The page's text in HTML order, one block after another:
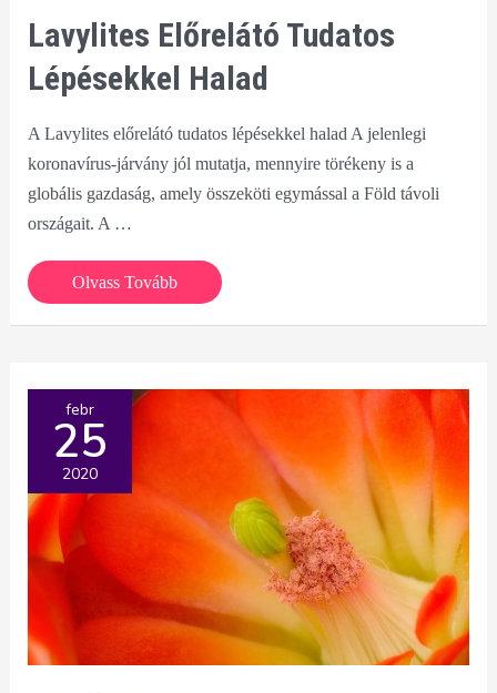
Lavylites Előrelátó Tudatos
Lépésekkel Halad
A Lavylites előrelátó tudatos lépésekkel halad A jelenlegi
koronavírus-járvány jól mutatja, mennyire törékeny is a
globális gazdaság, amely összeköti egymással a Föld távoli
országait. A …
Lavylites
előrelátó
halad
Olvass Tovább
febr
25
2020